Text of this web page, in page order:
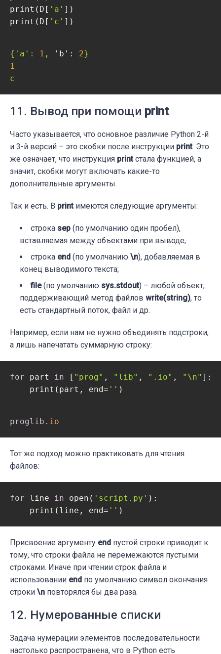
print(D[ 'a' ])
print(D[ 'c' ])
{'a': 1 , 'b': 2}
1
c
11. Вывод при помощи print
Часто указывается, что основное различие Python 2-й
и 3-й версий – это скобки после инструкции print. Это
же означает, что инструкция printстала функцией, а
значит, скобки могут включать какие-то
дополнительные аргументы.
Так и есть. В printимеются следующие аргументы:
строка sep (по умолчанию один пробел),
вставляемая между объектами при выводе;
строка end (по умолчанию \n), добавляемая в
конец выводимого текста;
file(по умолчанию sys.stdout) – любой объект,
поддерживающий метод файлов write(string), то
есть стандартный поток, файл и др.
Например, если нам не нужно объединять подстроки,
а лишь напечатать суммарную строку:
for part in [ "prog" , "lib" , ".io" , "\n" ]:
    print(part, end=
'' )
proglib .io
Тот же подход можно практиковать для чтения
файлов:
for line in open( 'script.py' ):
    print(line, end=
''
Присвоение аргументу end пустой строки приводит к
тому, что строки файла не перемежаются пустыми
строками. Иначе при чтении строк файла и
использовании end по умолчанию символ окончания
строки \n повторялся бы два раза.
12. Нумерованные списки
Задача нумерации элементов последовательности
настолько распространена, что в Python есть